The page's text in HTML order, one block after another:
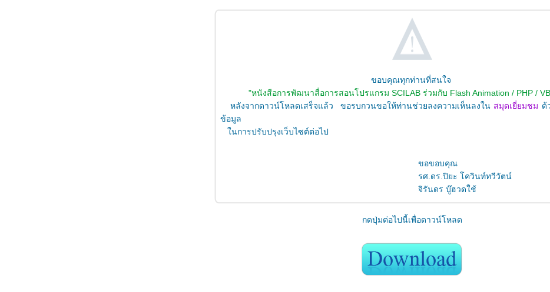
ขอบคุณทุกท่านที่สนใจ
"หนังสือการพัฒนาสื่อการสอนโปรแกรม SCILAB ร่วมกับ Flash Animation / PHP /
หลังจากดาวน์โหลดเสร็จแล้ว ขอรบกวนขอให้ท่านช่วยลงความเห็นลงใน สมุดเยี่ยมชม ด้
ข้อมูล
ในการปรับปรุงเว็บไซต์ต่อไป
ขอขอบคุณ
รศ.ดร.ปิยะ โควินท์ทวีวัตน์
จิรันดร บู๊ฮวดใช้
กดปุ่มต่อไปนี้เพื่อดาวน์โหลด